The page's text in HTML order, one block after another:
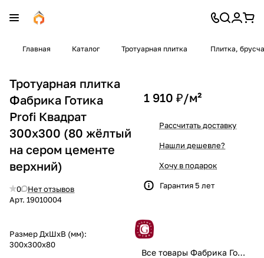
Главная Каталог Тротуарная плитка Плитка,
Тротуарная плитка
Фабрика Готика
Profi Квадрат
300x300 (80 жёлтый
на сером цементе
верхний)
0
Нет отзывов
Арт. 19010004
Размер ДхШхВ (мм):
300x300x80
1 910 ₽/м²
Рассчитать доставку
Нашли дешевле?
Хочу в подарок
Гарантия 5 лет
Все товары Фабрика Готика